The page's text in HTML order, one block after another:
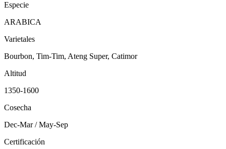
Especie
ARABICA
Varietales
Bourbon, Tim-Tim, Ateng Super, Catimor
Altitud
1350-1600
Cosecha
Dec-Mar / May-Sep
Certificación